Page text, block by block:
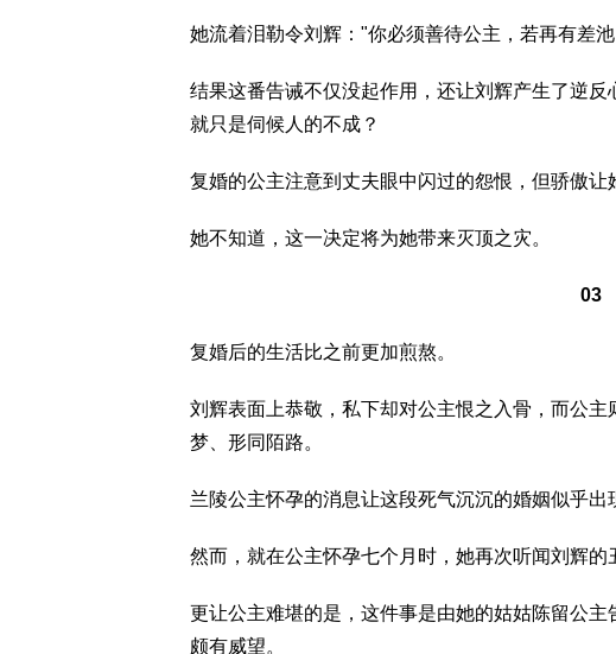
她流着泪勒令刘辉："你必须善待公主，若再有差
结果这番告诫不仅没起作用，还让刘辉产生了逆
就只是伺候人的不成？
复婚的公主注意到丈夫眼中闪过的怨恨，但骄傲让
她不知道，这一决定将为她带来灭顶之灾。
03
复婚后的生活比之前更加煎熬。
刘辉表面上恭敬，私下却对公主恨之入骨，而公
梦、形同陌路。
兰陵公主怀孕的消息让这段死气沉沉的婚姻似乎出
然而，就在公主怀孕七个月时，她再次听闻刘辉
更让公主难堪的是，这件事是由她的姑姑陈留公
颇有威望。